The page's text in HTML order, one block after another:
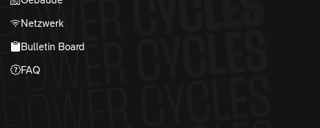
Netzwerk
Bulletin Board
FAQ